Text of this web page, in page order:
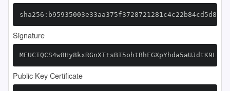
Signature
Public Key Certificate